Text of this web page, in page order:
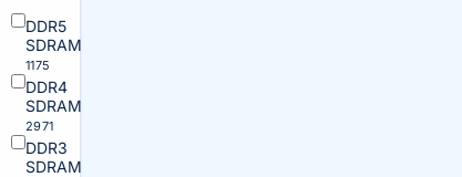
DDR5
SDRAM
1175
DDR4
SDRAM
2971
DDR3
SDRAM